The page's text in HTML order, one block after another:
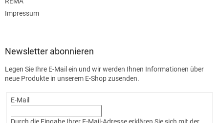
Impressum
Newsletter abonnieren
Legen Sie Ihre E-Mail ein und wir werden Ihnen Informationen über
neue Produkte in unserem E-Shop zusenden.
E-Mail